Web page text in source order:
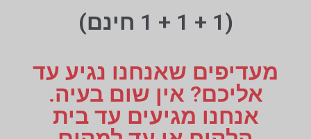
(1 + 1 + 1 חינם)
מעדיפים שאנחנו נגיע עד
אליכם? אין שום בעיה.
אנחנו מגיעים עד בית